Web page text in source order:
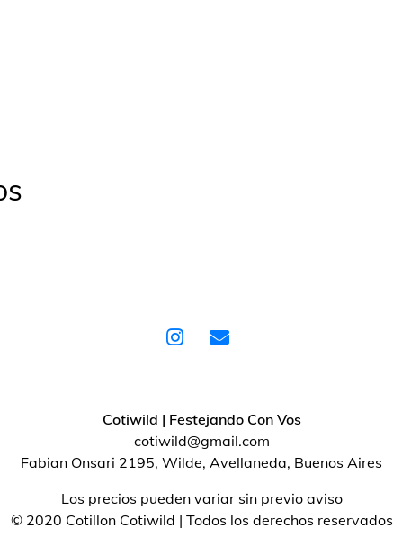
Cotiwild | Festejando Con Vos
cotiwild@gmail.com
Fabian Onsari 2195, Wilde, Avellaneda, Buenos Aires
Los precios pueden variar sin previo aviso
© 2020 Cotillon Cotiwild | Todos los derechos reservados